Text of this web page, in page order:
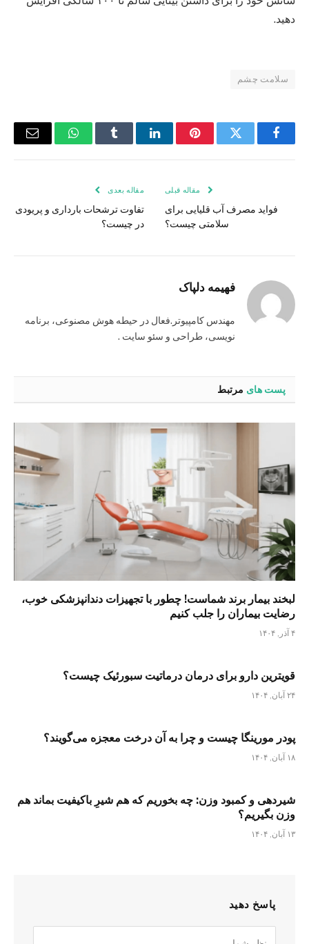
دهید.
سلامت چشم
فیس
توییتر پینترستلینکدین Tumblr واتس
ایمیل
مقاله قبلی
فواید مصرف آب قلیایی برای
سلامتی چیست؟
مقاله بعدی
تفاوت ترشحات بارداری و پریودی
در چیست؟
فهیمه دلپاک
مهندس کامپیوتر.فعال در حیطه هوش مصنوعی، برنامه
نویسی، طراحی و سئو سایت .
پست های مرتبط
لبخند بیمار برند شماست! چطور با تجهیزات دندانپزشکی خوب،
رضایت بیماران را جلب کنیم
۴ آذر, ۱۴۰۴
قویترین دارو برای درمان درماتیت سبورئیک چیست؟
۲۴ آبان, ۱۴۰۴
پودر مورینگا چیست و چرا به آن درخت معجزه می‌گویند؟
۱۸ آبان, ۱۴۰۴
شیردهی و کمبود وزن: چه بخوریم که هم شیرِ باکیفیت بماند هم
وزن بگیریم؟
۱۳ آبان, ۱۴۰۴
پاسخ دهید